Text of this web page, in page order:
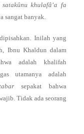
satakûnu khulafâ‘a fa
sangat banyak.
Inilah yang
Ibnu Khaldun dalam
adalah khalifah
utamanya adalah
sepakat bahwa
Tidak ada seorang